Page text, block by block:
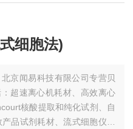
细胞法)
超速离心机耗材、高效离心
核酸提取和纯化试剂、自
品试剂耗材、流式细胞仪试